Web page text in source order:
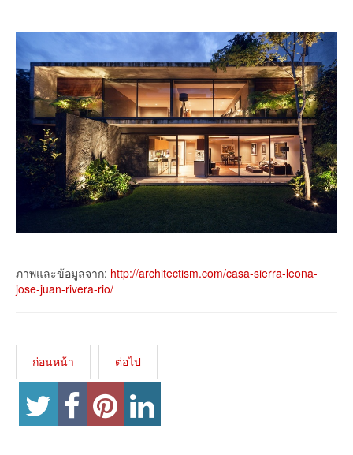
ภาพและข้อมูลจาก: http://architectism.com/casa-sierra-leona-
jose-juan-rivera-rio/
ก่อนหน้า ต่อไป